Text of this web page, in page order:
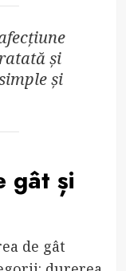
și
și
gât și
de gât